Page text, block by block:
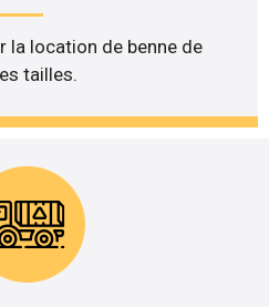
la location de benne de
tailles.